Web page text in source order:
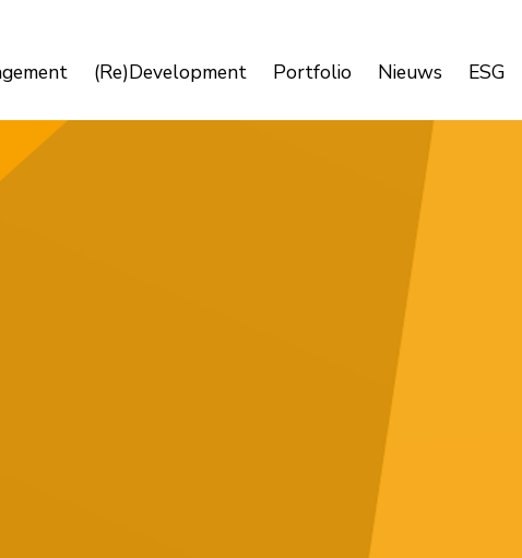
(Re)Development Portfolio Nieuws ESG